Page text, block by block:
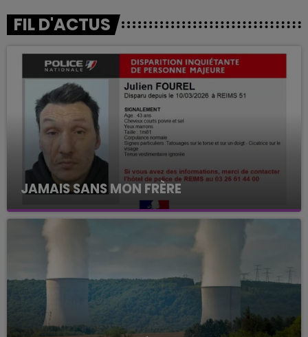
FIL D'ACTUS
JAMAIS SANS MON FRÈRE
Julien Fourel n'a plus donné signé de vie depuis 5
mois. Sa sœur poursuit ses recherches pour le
retrouver.